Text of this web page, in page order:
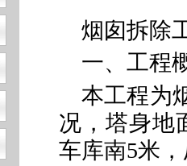
烟囱拆除
一、工程
本工程为
况，塔身地
车库南5米